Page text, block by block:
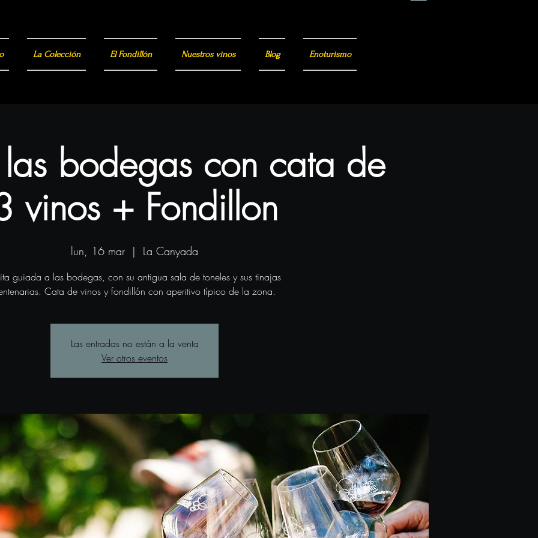
bodegas con cata de
vinos + Fondillon
lun, 16 mar
  |
La Canyada
guiada a las bodegas, con su antigua sala de toneles y sus tinajas
Cata de vinos y fondillón con aperitivo típico de la zona.
Las entradas no están a la venta
Ver otros eventos
La Colección El Fondillón Nuestros vinos Blog Enoturismo